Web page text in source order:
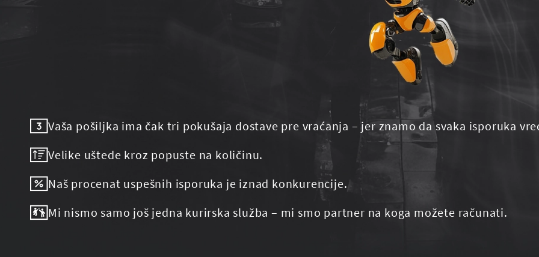
Vaša pošiljka ima čak tri pokušaja dostave pre vraćanja – jer znamo da svaka isporuka
Velike uštede kroz popuste na količinu.
Naš procenat uspešnih isporuka je iznad konkurencije.
Mi nismo samo još jedna kurirska služba – mi smo partner na koga možete računati.